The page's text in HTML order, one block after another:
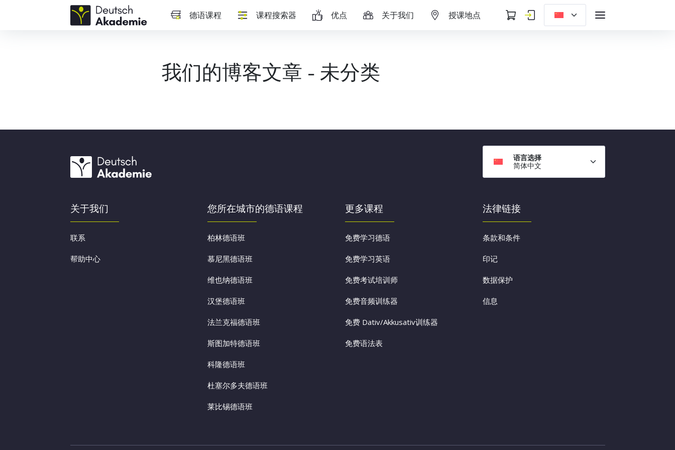
德语课程 课程搜索器 优点 关于我们 授课地点
我们的博客文章 - 未分类
语言选择
简体中文
关于我们
联系
帮助中心
您所在城市的德语课程
柏林德语班
慕尼黑德语班
维也纳德语班
汉堡德语班
法兰克福德语班
斯图加特德语班
科隆德语班
杜塞尔多夫德语班
莱比锡德语班
更多课程
免费学习德语
免费学习英语
免费考试培训师
免费音频训练器
免费 Dativ/Akkusativ训练器
免费语法表
法律链接
条款和条件
印记
数据保护
信息